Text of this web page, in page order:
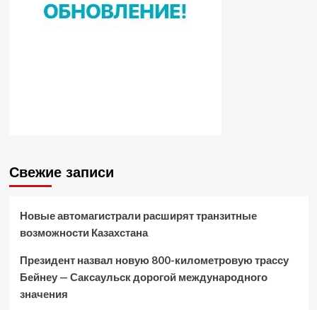
Свежие записи
Новые автомагистрали расширят транзитные
возможности Казахстана
Президент назвал новую 800-километровую трассу
Бейнеу — Саксаульск дорогой международного
значения